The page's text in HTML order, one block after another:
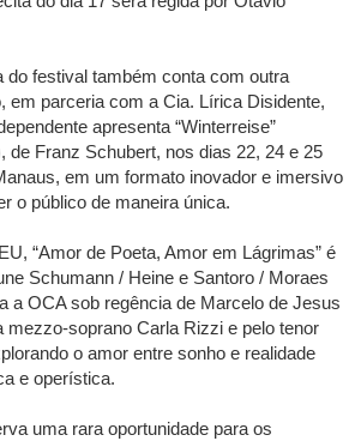
do festival também conta com outra
em parceria com a Cia. Lírica Disidente,
apresenta “Winterreise”
de Franz Schubert, nos dias 22, 24 e 25
em um formato inovador e imersivo
o público de maneira única.
“Amor de Poeta, Amor em Lágrimas” é
Schumann / Heine e Santoro / Moraes
a OCA sob regência de Marcelo de Jesus
mezzo-soprano Carla Rizzi e pelo tenor
o amor entre sonho e realidade
e operística.
uma rara oportunidade para os